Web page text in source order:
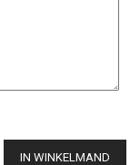
IN WINKELMAND